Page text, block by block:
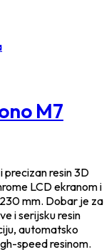
M7
precizan resin 3D
LCD ekranom i
mm. Dobar je za
i serijsku resin
automatsko
speed resinom.